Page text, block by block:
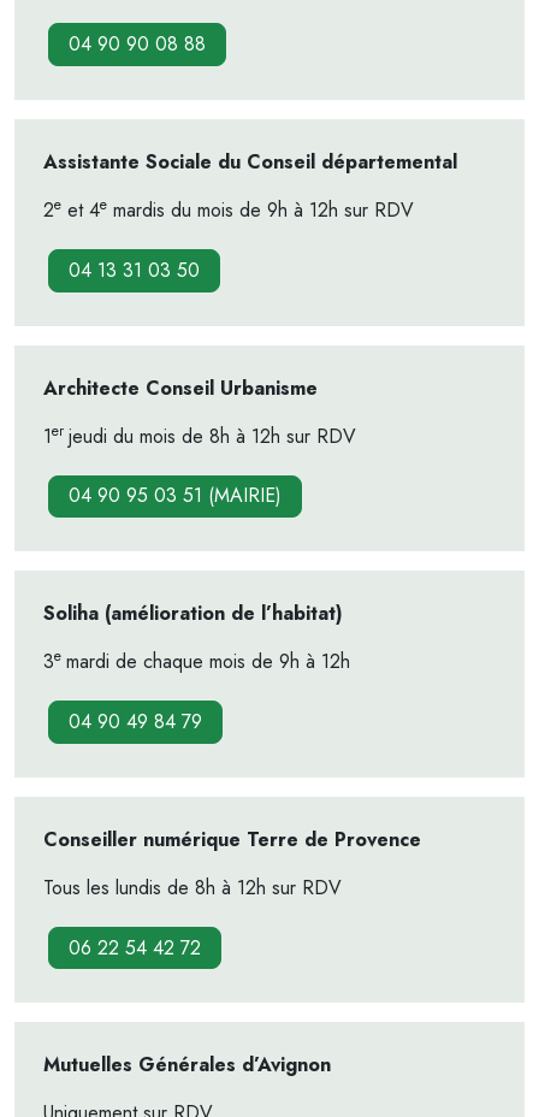
04 90 90 08 88
Assistante Sociale du Conseil départemental
2e et 4e mardis du mois de 9h à 12h sur RDV
04 13 31 03 50
Architecte Conseil Urbanisme
1er jeudi du mois de 8h à 12h sur RDV
04 90 95 03 51 (MAIRIE)
Soliha (amélioration de l’habitat)
3e mardi de chaque mois de 9h à 12h
04 90 49 84 79
Conseiller numérique Terre de Provence
Tous les lundis de 8h à 12h sur RDV
06 22 54 42 72
Mutuelles Générales d’Avignon